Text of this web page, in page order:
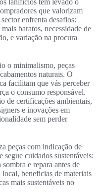
que valorizam
enfrenta desafios:
baratos, necessidade de
e variação na procura
o minimalismo, peças
naturais. O
facilitam que vás perceber
o consumo responsável.
de certificações ambientais,
e inovações em
sem perder
peças com indicação de
segue cuidados sustentáveis:
e repara antes de
beneficias de materiais
mais sustentáveis no